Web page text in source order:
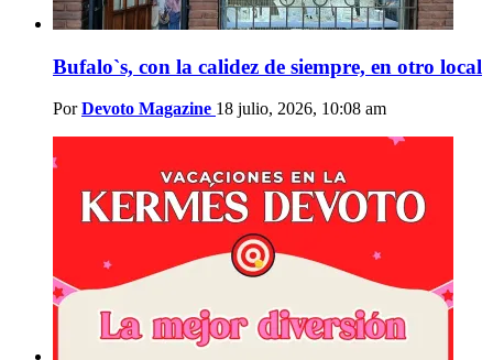
Bufalo`s, con la calidez de siempre, en otro local
Por Devoto Magazine 18 julio, 2026, 10:08 am